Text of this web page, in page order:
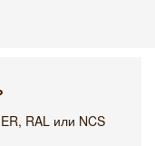
RAL или NCS